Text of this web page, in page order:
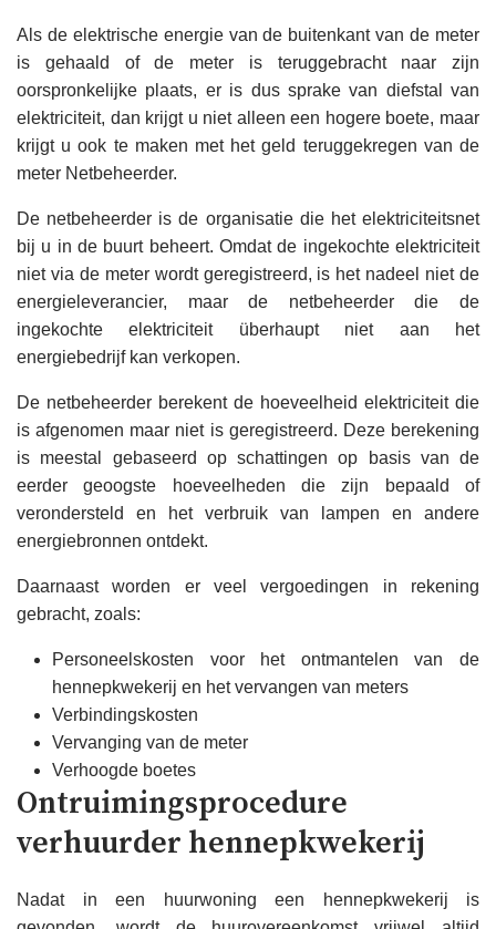
Als de elektrische energie van de buitenkant van de meter
is gehaald of de meter is teruggebracht naar zijn
oorspronkelijke plaats, er is dus sprake van diefstal van
elektriciteit, dan krijgt u niet alleen een hogere boete, maar
krijgt u ook te maken met het geld teruggekregen van de
meter Netbeheerder.
De netbeheerder is de organisatie die het elektriciteitsnet
bij u in de buurt beheert. Omdat de ingekochte elektriciteit
niet via de meter wordt geregistreerd, is het nadeel niet de
energieleverancier, maar de netbeheerder die de
ingekochte elektriciteit überhaupt niet aan het
energiebedrijf kan verkopen.
De netbeheerder berekent de hoeveelheid elektriciteit die
is afgenomen maar niet is geregistreerd. Deze berekening
is meestal gebaseerd op schattingen op basis van de
eerder geoogste hoeveelheden die zijn bepaald of
verondersteld en het verbruik van lampen en andere
energiebronnen ontdekt.
Daarnaast worden er veel vergoedingen in rekening
gebracht, zoals:
Personeelskosten voor het ontmantelen van de
hennepkwekerij en het vervangen van meters
Verbindingskosten
Vervanging van de meter
Verhoogde boetes
Ontruimingsprocedure
verhuurder hennepkwekerij
Nadat in een huurwoning een hennepkwekerij is